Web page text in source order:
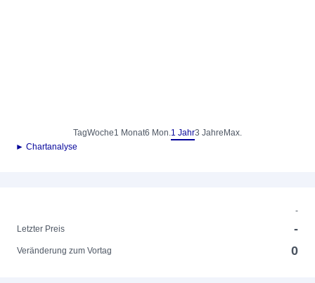
TagWoche1 Monat6 Mon.1 Jahr3 Jahre Max.
► Chartanalyse
-
Letzter Preis
-
Veränderung zum Vortag 0